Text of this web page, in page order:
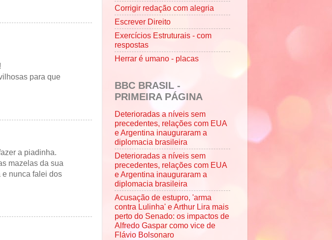
para que
a piadinha.
mazelas da sua
nunca falei dos
Corrigir redação com alegria
Escrever Direito
Exercícios Estruturais - com
respostas
Herrar é umano - placas
BBC BRASIL -
PRIMEIRA PÁGINA
Deterioradas a níveis sem
precedentes, relações com EUA
e Argentina inauguraram a
diplomacia brasileira
Deterioradas a níveis sem
precedentes, relações com EUA
e Argentina inauguraram a
diplomacia brasileira
Acusação de estupro, 'arma
contra Lulinha' e Arthur Lira mais
perto do Senado: os impactos de
Alfredo Gaspar como vice de
Flávio Bolsonaro